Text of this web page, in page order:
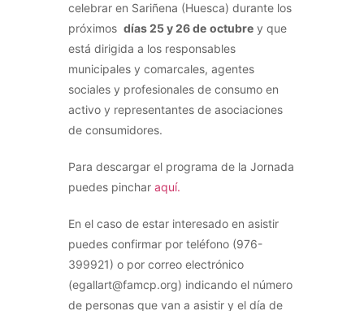
celebrar en Sariñena (Huesca) durante los
próximos días 25 y 26 de octubre y que
está dirigida a los responsables
municipales y comarcales, agentes
sociales y profesionales de consumo en
activo y representantes de asociaciones
de consumidores.
Para descargar el programa de la Jornada
puedes pinchar aquí.
En el caso de estar interesado en asistir
puedes confirmar por teléfono (976-
399921) o por correo electrónico
(egallart@famcp.org) indicando el número
de personas que van a asistir y el día de